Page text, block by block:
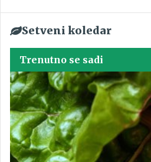
Setveni koledar
Trenutno se sadi